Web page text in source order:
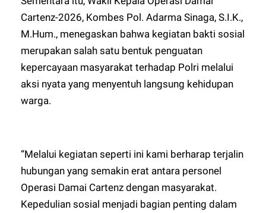
Cartenz-2026, Kombes Pol. Adarma Sinaga, S.I.K.,
M.Hum., menegaskan bahwa kegiatan bakti sosial
merupakan salah satu bentuk penguatan
kepercayaan masyarakat terhadap Polri melalui
aksi nyata yang menyentuh langsung kehidupan
warga.
“Melalui kegiatan seperti ini kami berharap terjalin
hubungan yang semakin erat antara personel
Operasi Damai Cartenz dengan masyarakat.
Kepedulian sosial menjadi bagian penting dalam